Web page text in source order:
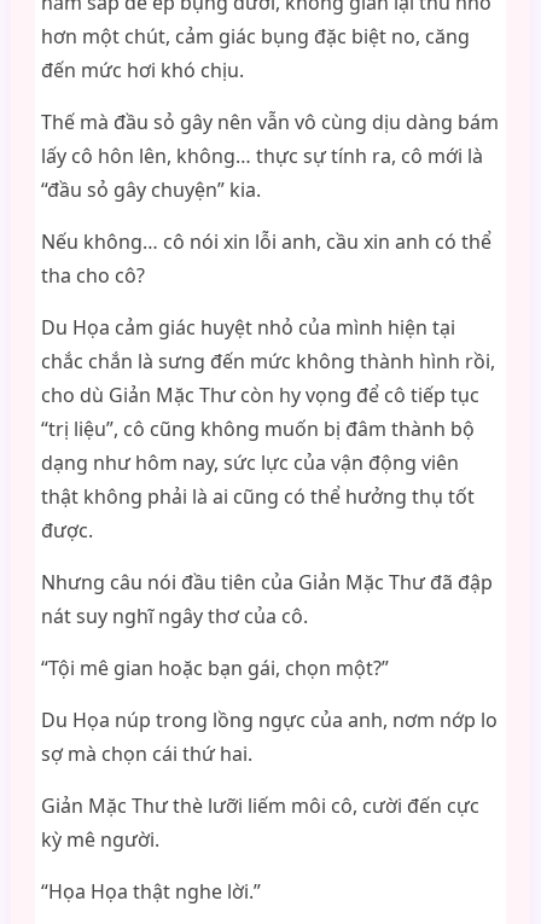
hơn một chút, cảm giác bụng đặc biệt no, căng
đến mức hơi khó chịu.
Thế mà đầu sỏ gây nên vẫn vô cùng dịu dàng bám
lấy cô hôn lên, không… thực sự tính ra, cô mới là
“đầu sỏ gây chuyện” kia.
Nếu không… cô nói xin lỗi anh, cầu xin anh có thể
tha cho cô?
Du Họa cảm giác huyệt nhỏ của mình hiện tại
chắc chắn là sưng đến mức không thành hình rồi,
cho dù Giản Mặc Thư còn hy vọng để cô tiếp tục
“trị liệu”, cô cũng không muốn bị đâm thành bộ
dạng như hôm nay, sức lực của vận động viên
thật không phải là ai cũng có thể hưởng thụ tốt
được.
Nhưng câu nói đầu tiên của Giản Mặc Thư đã đập
nát suy nghĩ ngây thơ của cô.
“Tội mê gian hoặc bạn gái, chọn một?”
Du Họa núp trong lồng ngực của anh, nơm nớp lo
sợ mà chọn cái thứ hai.
Giản Mặc Thư thè lưỡi liếm môi cô, cười đến cực
kỳ mê người.
“Họa Họa thật nghe lời.”